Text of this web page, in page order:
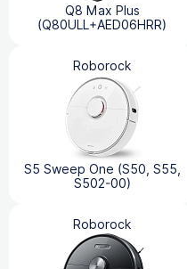
Q8 Max Plus
(Q80ULL+AED06HRR)
Roborock
S5 Sweep One (S50, S55,
S502-00)
Roborock